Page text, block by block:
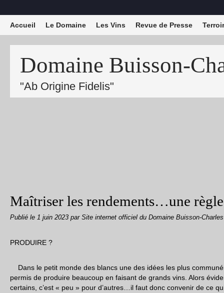
Domaine Buisson-
"Ab Origine Fidelis"
Accueil Le Domaine Les Vins Revue de Presse
Maîtriser les rendements…une
Publié le 1 juin 2023 par Site internet officiel du Domaine Buisson-Charles
PRODUIRE ?
Dans le petit monde des blancs une des idées les plus
permis de produire beaucoup en faisant de grands vins. Alors
certains, c’est « peu » pour d’autres…il faut donc convenir de ce